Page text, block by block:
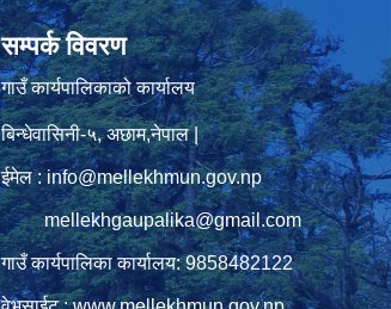
सम्पर्क विवरण
गाउँ कार्यपालिकाको कार्यालय
बिन्धेवासिनी-५, अछाम,नेपाल |
ईमेल : info@mellekhmun.gov.np
mellekhgaupalika@gmail.com
गाउँ कार्यपालिका कार्यालय: 9858482122